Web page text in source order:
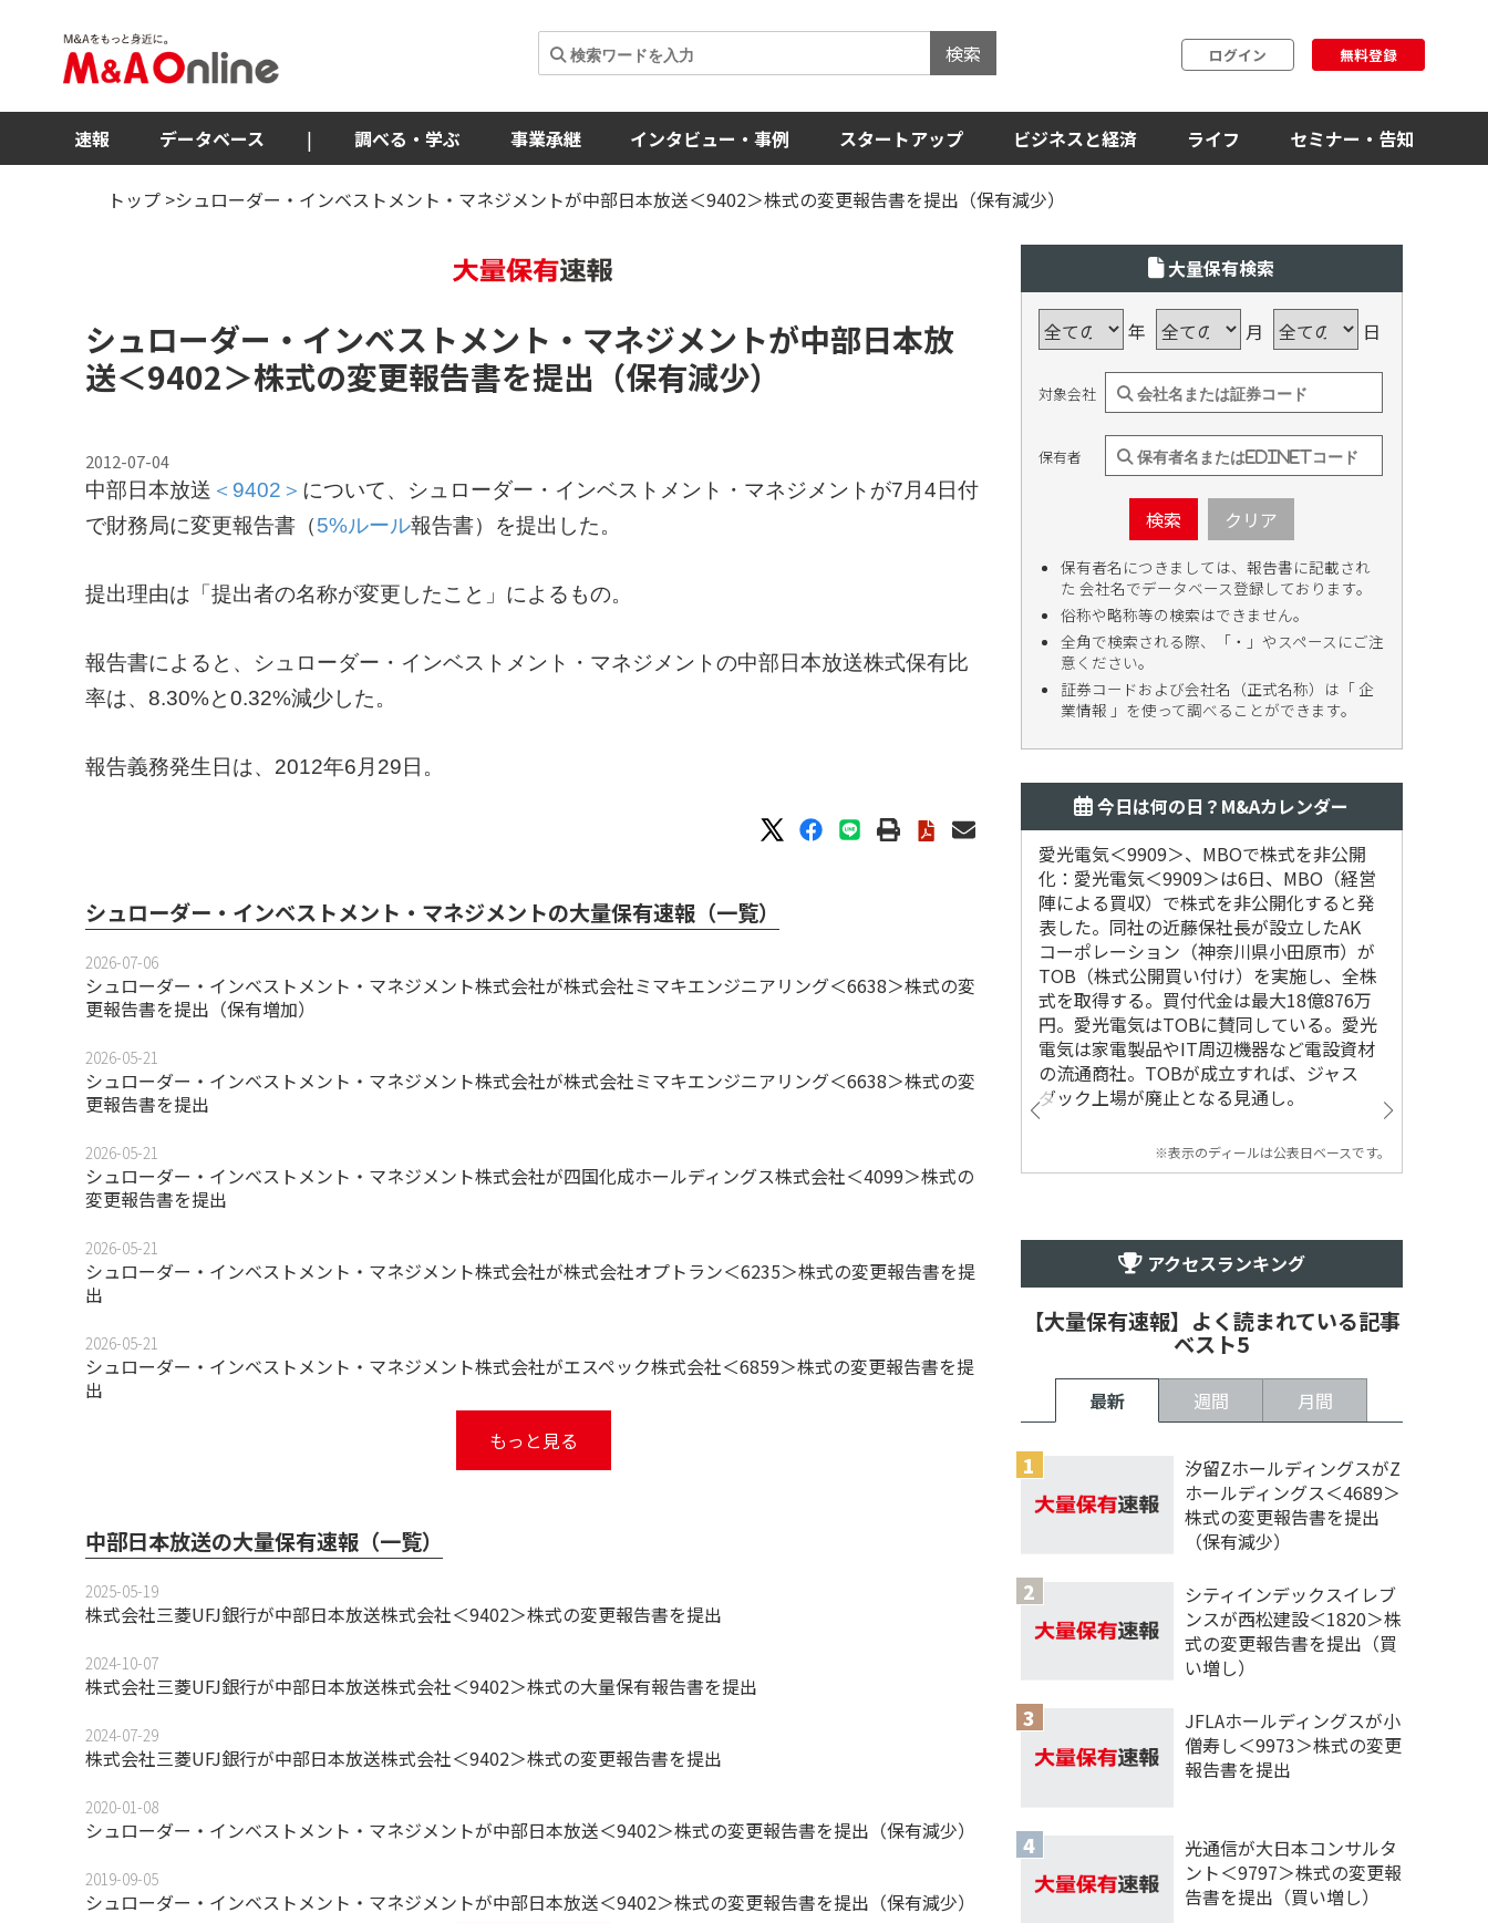
検索 ログイン 無料登録
速報 データベース | 調べる・学ぶ 事業承継 インタビュー・事例 スタートアップ ビジネスと経済 ライフ セミナー・告知
トップ >シュローダー・インベストメント・マネジメントが中部日本放送＜9402＞株式の変更報告書を提出（保有減少）
シュローダー・インベストメント・マネジメントが中部日本放
送＜9402＞株式の変更報告書を提出（保有減少）
2012-07-04
中部日本放送 ＜9402＞ について、シュローダー・インベストメント・マネジメントが7月4日付
で財務局に変更報告書（5%ルール報告書）を提出した。
提出理由は「提出者の名称が変更したこと」によるもの。
報告書によると、シュローダー・インベストメント・マネジメントの中部日本放送株式保有比
率は、8.30%と0.32%減少した。
報告義務発生日は、2012年6月29日。
シュローダー・インベストメント・マネジメントの大量保有速報（一覧）
2026-07-06
シュローダー・インベストメント・マネジメント株式会社が株式会社ミマキエンジニアリング＜6638＞株式の変
更報告書を提出（保有増加）
2026-05-21
シュローダー・インベストメント・マネジメント株式会社が株式会社ミマキエンジニアリング＜6638＞株式の変
更報告書を提出
2026-05-21
シュローダー・インベストメント・マネジメント株式会社が四国化成ホールディングス株式会社＜4099＞株式の
変更報告書を提出
2026-05-21
シュローダー・インベストメント・マネジメント株式会社が株式会社オプトラン＜6235＞株式の変更報告書を提
出
2026-05-21
シュローダー・インベストメント・マネジメント株式会社がエスペック株式会社＜6859＞株式の変更報告書を提
出
もっと見る
中部日本放送の大量保有速報（一覧）
2025-05-19
株式会社三菱UFJ銀行が中部日本放送株式会社＜9402＞株式の変更報告書を提出
2024-10-07
株式会社三菱UFJ銀行が中部日本放送株式会社＜9402＞株式の大量保有報告書を提出
2024-07-29
株式会社三菱UFJ銀行が中部日本放送株式会社＜9402＞株式の変更報告書を提出
2020-01-08
シュローダー・インベストメント・マネジメントが中部日本放送＜9402＞株式の変更報告書を提出（保有減少）
2019-09-05
シュローダー・インベストメント・マネジメントが中部日本放送＜9402＞株式の変更報告書を提出（保有減少）
大量保有検索
年 月 日
対象会社
保有者
検索 クリア
保有者名につきましては、報告書に記載され
た 会社名でデータベース登録しております。
俗称や略称等の検索はできません。
全角で検索される際、「・」やスペースにご注
意ください。
証券コードおよび会社名（正式名称）は「 企
業情報 」を使って調べることができます。
今日は何の日？M&Aカレンダー
愛光電気＜9909＞、MBOで株式を非公開
化：愛光電気＜9909＞は6日、MBO（経営
陣による買収）で株式を非公開化すると発
表した。同社の近藤保社長が設立したAK
コーポレーション（神奈川県小田原市）が
TOB（株式公開買い付け）を実施し、全株
式を取得する。買付代金は最大18億876万
円。愛光電気はTOBに賛同している。愛光
電気は家電製品やIT周辺機器など電設資材
の流通商社。TOBが成立すれば、ジャス
ダック上場が廃止となる見通し。
※表示のディールは公表日ベースです。
アクセスランキング
【大量保有速報】よく読まれている記事
ベスト5
最新 週間 月間
汐留ZホールディングスがZ
ホールディングス＜4689＞
株式の変更報告書を提出
（保有減少）
シティインデックスイレブ
ンスが西松建設＜1820＞株
式の変更報告書を提出（買
い増し）
JFLAホールディングスが小
僧寿し＜9973＞株式の変更
報告書を提出
光通信が大日本コンサルタ
ント＜9797＞株式の変更報
告書を提出（買い増し）